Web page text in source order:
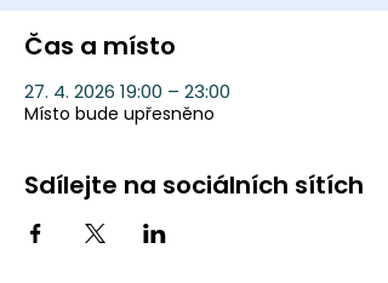
Čas a místo
27. 4. 2026 19:00 – 23:00
Místo bude upřesněno
Sdílejte na sociálních sítích